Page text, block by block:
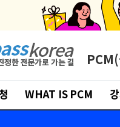
WHAT IS PCM